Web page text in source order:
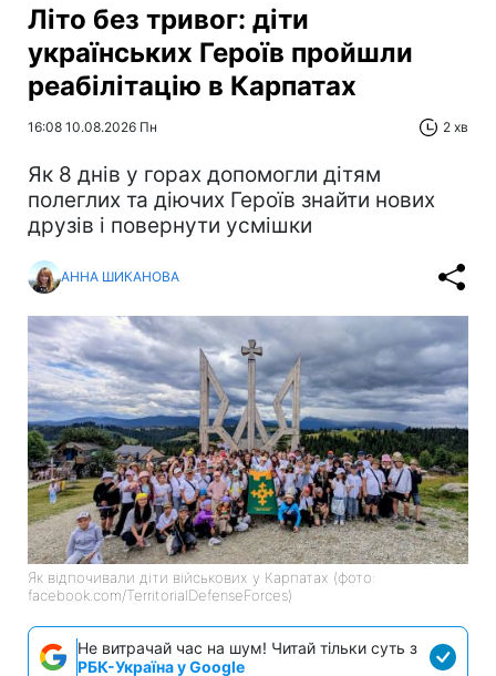
Літо без тривог: діти
українських Героїв пройшли
реабілітацію в Карпатах
16:08 10.08.2026 Пн 2 хв
Як 8 днів у горах допомогли дітям
полеглих та діючих Героїв знайти нових
друзів і повернути усмішки
АННА ШИКАНОВА
Як відпочивали діти військових у Карпатах (фото:
facebook.com/TerritorialDefenseForces)
Не витрачай час на шум! Читай тільки суть з
РБК-Україна у Google